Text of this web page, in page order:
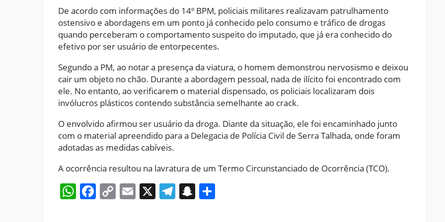
De acordo com informações do 14º BPM, policiais militares realizavam patrulhamento
ostensivo e abordagens em um ponto já conhecido pelo consumo e tráfico de drogas
quando perceberam o comportamento suspeito do imputado, que já era conhecido do
efetivo por ser usuário de entorpecentes.
Segundo a PM, ao notar a presença da viatura, o homem demonstrou nervosismo e deixou
cair um objeto no chão. Durante a abordagem pessoal, nada de ilícito foi encontrado com
ele. No entanto, ao verificarem o material dispensado, os policiais localizaram dois
invólucros plásticos contendo substância semelhante ao crack.
O envolvido afirmou ser usuário da droga. Diante da situação, ele foi encaminhado junto
com o material apreendido para a Delegacia de Polícia Civil de Serra Talhada, onde foram
adotadas as medidas cabíveis.
A ocorrência resultou na lavratura de um Termo Circunstanciado de Ocorrência (TCO).
WhatsApp
Facebook
CopyEmail
X Telegram
Snapchat